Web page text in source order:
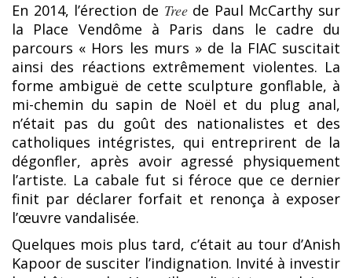
En 2014, l’érection de Treede Paul McCarthy sur
la Place Vendôme à Paris dans le cadre du
parcours « Hors les murs » de la FIAC suscitait
ainsi des réactions extrêmement violentes. La
forme ambiguë de cette sculpture gonflable, à
mi-chemin du sapin de Noël et du plug anal,
n’était pas du goût des nationalistes et des
catholiques intégristes, qui entreprirent de la
dégonfler, après avoir agressé physiquement
l’artiste. La cabale fut si féroce que ce dernier
finit par déclarer forfait et renonça à exposer
l’œuvre vandalisée.
Quelques mois plus tard, c’était au tour d’Anish
Kapoor de susciter l’indignation. Invité à investir